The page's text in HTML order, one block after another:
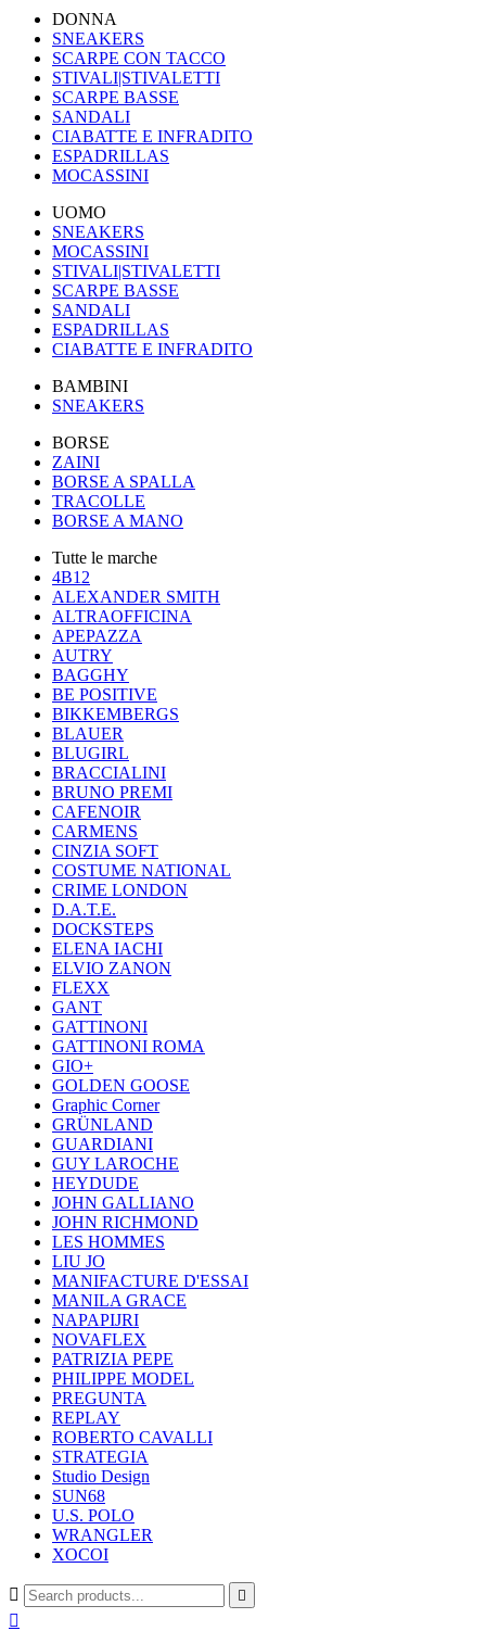
DONNA
SNEAKERS
SCARPE CON TACCO
STIVALI|STIVALETTI
SCARPE BASSE
SANDALI
CIABATTE E INFRADITO
ESPADRILLAS
MOCASSINI
UOMO
SNEAKERS
MOCASSINI
STIVALI|STIVALETTI
SCARPE BASSE
SANDALI
ESPADRILLAS
CIABATTE E INFRADITO
BAMBINI
SNEAKERS
BORSE
ZAINI
BORSE A SPALLA
TRACOLLE
BORSE A MANO
Tutte le marche
4B12
ALEXANDER SMITH
ALTRAOFFICINA
APEPAZZA
AUTRY
BAGGHY
BE POSITIVE
BIKKEMBERGS
BLAUER
BLUGIRL
BRACCIALINI
BRUNO PREMI
CAFENOIR
CARMENS
CINZIA SOFT
COSTUME NATIONAL
CRIME LONDON
D.A.T.E.
DOCKSTEPS
ELENA IACHI
ELVIO ZANON
FLEXX
GANT
GATTINONI
GATTINONI ROMA
GIO+
GOLDEN GOOSE
Graphic Corner
GRÜNLAND
GUARDIANI
GUY LAROCHE
HEYDUDE
JOHN GALLIANO
JOHN RICHMOND
LES HOMMES
LIU JO
MANIFACTURE D'ESSAI
MANILA GRACE
NAPAPIJRI
NOVAFLEX
PATRIZIA PEPE
PHILIPPE MODEL
PREGUNTA
REPLAY
ROBERTO CAVALLI
STRATEGIA
Studio Design
SUN68
U.S. POLO
WRANGLER
XOCOI
 
